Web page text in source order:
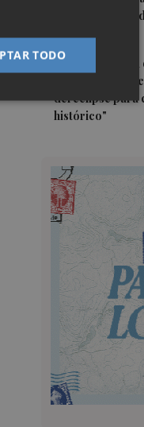
euros las obras
5Castelló acelera
infraestructura
del eclipse para
histórico"
TODO